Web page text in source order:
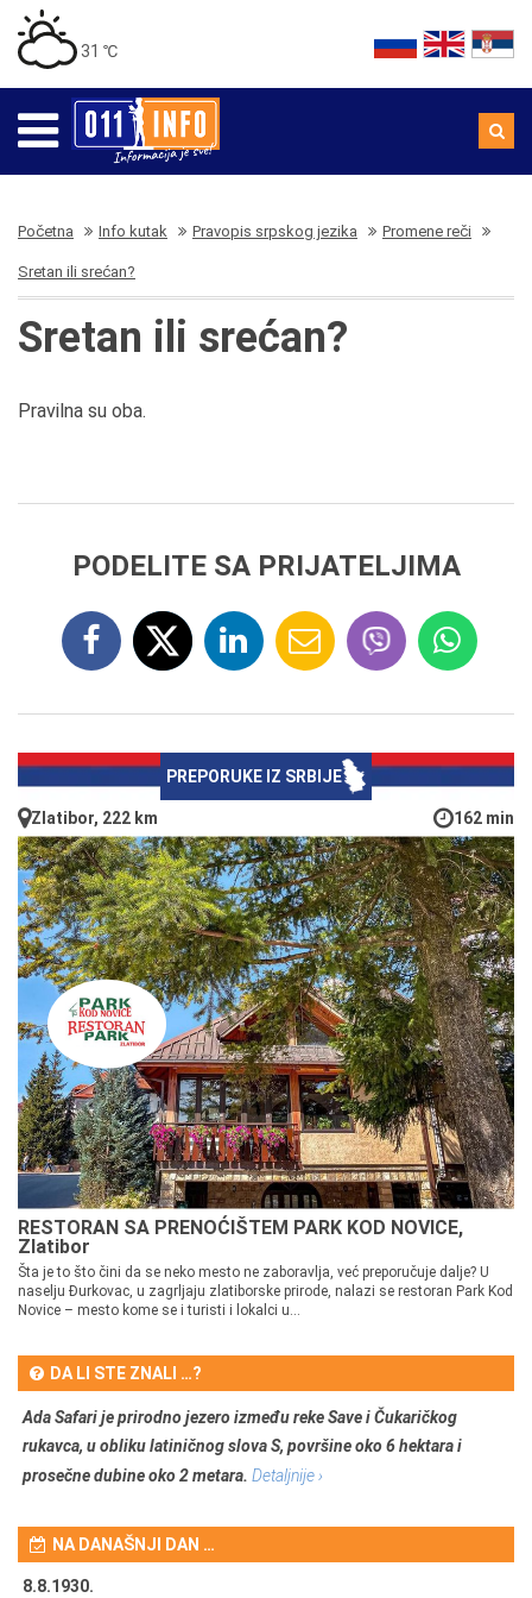
31 ℃
Početna Info kutak Pravopis srpskog jezika Promene reči
Sretan ili srećan?
Sretan ili srećan?
Pravilna su oba.
PODELITE SA PRIJATELJIMA
PREPORUKE IZ SRBIJE
Zlatibor, 222 km 162 min
RESTORAN SA PRENOĆIŠTEM PARK KOD NOVICE,
Zlatibor
Šta je to što čini da se neko mesto ne zaboravlja, već preporučuje dalje? U
naselju Đurkovac, u zagrljaju zlatiborske prirode, nalazi se restoran Park Kod
Novice – mesto kome se i turisti i lokalci u...
DA LI STE ZNALI …?
Ada Safari je prirodno jezero između reke Save i Čukaričkog
rukavca, u obliku latiničnog slova S, površine oko 6 hektara i
prosečne dubine oko 2 metara. Detaljnije ›
NA DANAŠNJI DAN …
8.8.1930.